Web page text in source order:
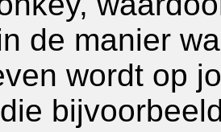
de manier
wordt op